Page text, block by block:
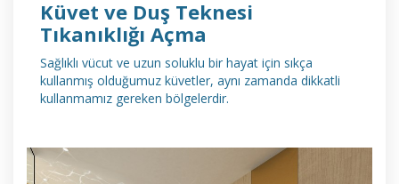
Küvet ve Duş Teknesi
Tıkanıklığı Açma
Sağlıklı vücut ve uzun soluklu bir hayat için sıkça
kullanmış olduğumuz küvetler, aynı zamanda dikkatli
kullanmamız gereken bölgelerdir.